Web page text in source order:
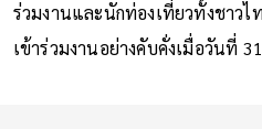
ร่วมงานและนักท่องเที่ยวทั้งชาว
เข้าร่วมงานอย่างคับคั่งเมื่อวันที่